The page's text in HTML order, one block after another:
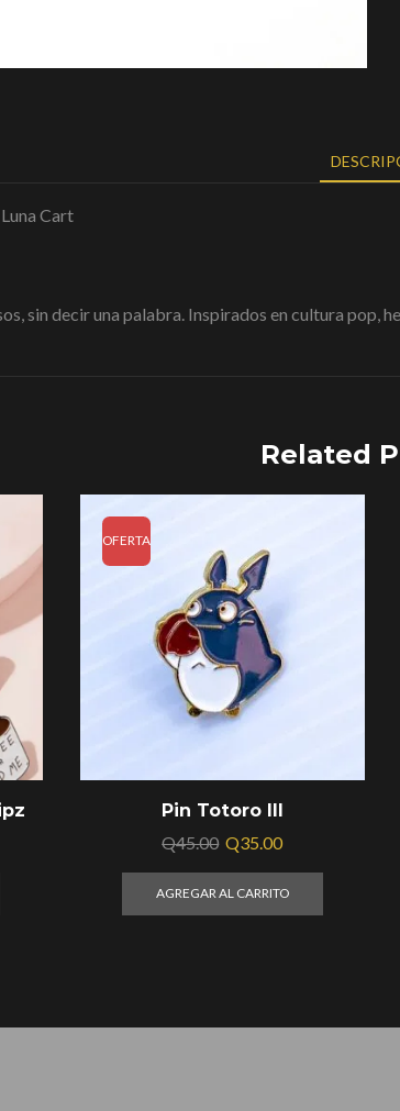
Cart
sin decir una palabra. Inspirados en cultura
Related
OFERTA
Pin Totoro III
Q45.00 Q35.00
AGREGAR AL CARRITO